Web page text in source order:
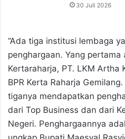
30 Juli 2026
“Ada tiga institusi lembaga
penghargaan. Yang pertama
Kertaraharja, PT. LKM Artha
BPR Kerta Raharja
tiganya mendapatkan
dari Top Business dan dari
Negeri. Penghargaannya